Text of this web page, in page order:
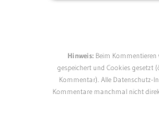
Hinweis:Beim Kommentieren
gespeichert und Cookies gesetzt
Kommentar). Alle Datenschutz-
Kommentare manchmal nicht